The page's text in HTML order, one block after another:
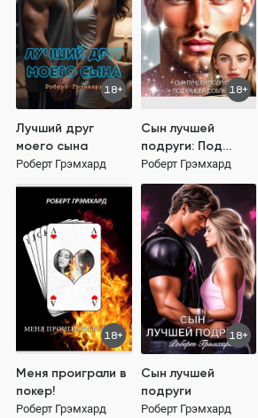
18+
Лучший друг
моего сына
Роберт Грэмхард
18+
Сын лучшей
подруги: Под
крышей соблазна
Роберт Грэмхард
18+
Меня проиграли в
покер!
Роберт Грэмхард
18+
Сын лучшей
подруги
Роберт Грэмхард